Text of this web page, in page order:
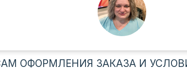
ОФОРМЛЕНИЯ ЗАКАЗА И